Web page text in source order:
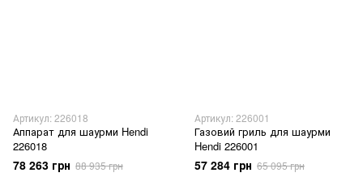
Артикул: 226018
Аппарат для шаурми Hendi
226018
78 263 грн 88 935 грн
Артикул: 226001
Газовий гриль для шаурми
Hendi 226001
57 284 грн 65 095 грн